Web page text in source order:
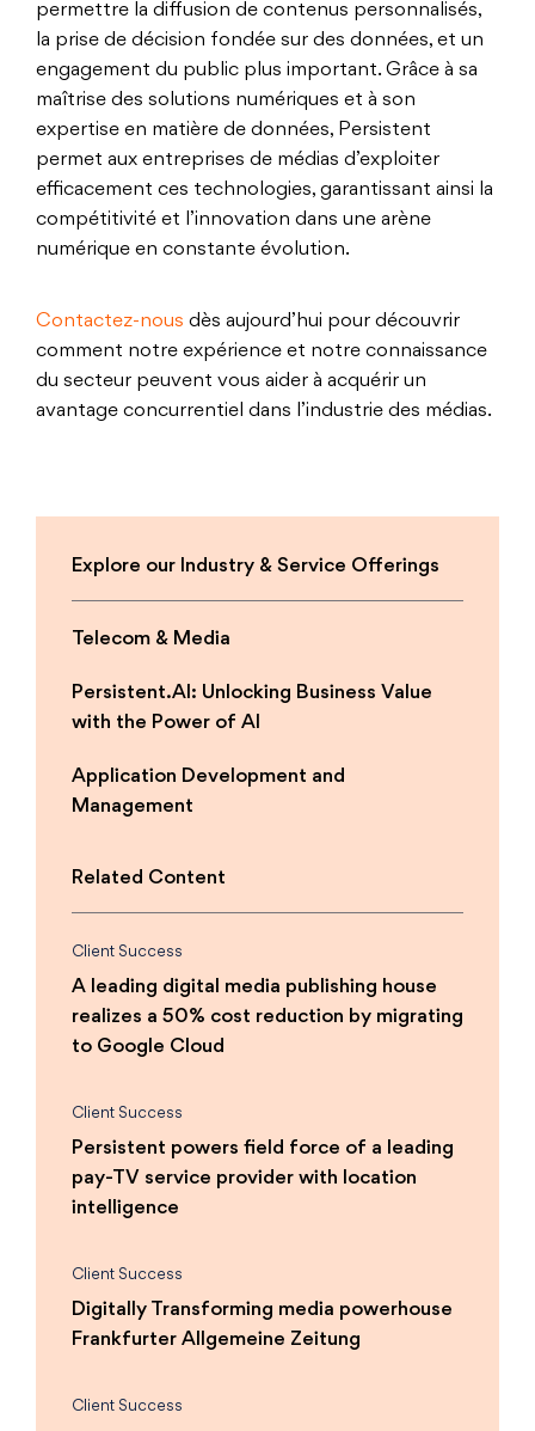
permettre la diffusion de contenus personnalisés,
la prise de décision fondée sur des données, et un
engagement du public plus important. Grâce à sa
maîtrise des solutions numériques et à son
expertise en matière de données, Persistent
permet aux entreprises de médias d’exploiter
efficacement ces technologies, garantissant ainsi la
compétitivité et l’innovation dans une arène
numérique en constante évolution.
Contactez-nous dès aujourd’hui pour découvrir
comment notre expérience et notre connaissance
du secteur peuvent vous aider à acquérir un
avantage concurrentiel dans l’industrie des médias.
Explore our Industry & Service Offerings
Telecom & Media
Persistent.AI: Unlocking Business Value
with the Power of AI
Application Development and
Management
Related Content
Client Success
A leading digital media publishing house
realizes a 50% cost reduction by migrating
to Google Cloud
Client Success
Persistent powers field force of a leading
pay-TV service provider with location
intelligence
Client Success
Digitally Transforming media powerhouse
Frankfurter Allgemeine Zeitung
Client Success